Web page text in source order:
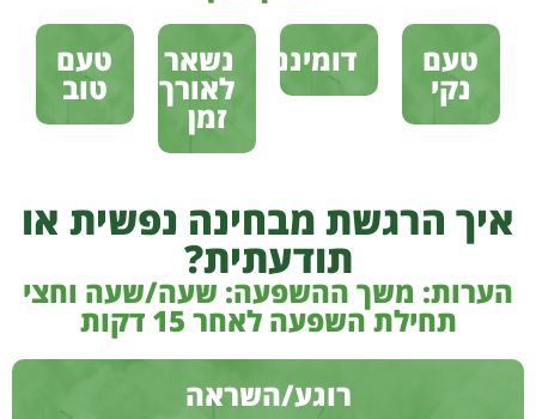
טעם
נקי
דומיננטי נשאר
לאורך
זמן
טעם
טוב
איך הרגשת מבחינה נפשית או
תודעתית?
הערות: משך ההשפעה: שעה/שעה וחצי
תחילת השפעה לאחר 15 דקות
רוגע/השראה